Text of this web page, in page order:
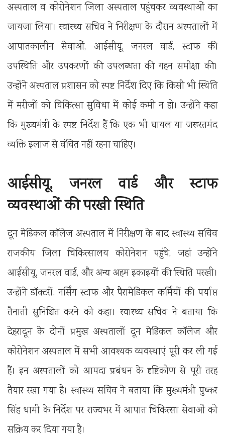
अस्पताल व कोरोनेशन जिला अस्पताल पहुंचकर व्यवस्थाओं का
जायजा लिया। स्वास्थ्य सचिव ने निरीक्षण के दौरान अस्पतालों में
आपातकालीन सेवाओं, आईसीयू, जनरल वार्ड, स्टाफ की
उपस्थिति और उपकरणों की उपलब्धता की गहन समीक्षा की।
उन्होंने अस्पताल प्रशासन को स्पष्ट निर्देश दिए कि किसी भी स्थिति
में मरीजों को चिकित्सा सुविधा में कोई कमी न हो। उन्होंने कहा
कि मुख्यमंत्री के स्पष्ट निर्देश हैं कि एक भी घायल या जरूरतमंद
व्यक्ति इलाज से वंचित नहीं रहना चाहिए।
आईसीयू, जनरल वार्ड और स्टाफ
व्यवस्थाओं की परखी स्थिति
दून मेडिकल कॉलेज अस्पताल में निरीक्षण के बाद स्वास्थ्य सचिव
राजकीय जिला चिकित्सालय कोरोनेशन पहुंचे, जहां उन्होंने
आईसीयू, जनरल वार्ड, और अन्य अहम इकाइयों की स्थिति परखी।
उन्होंने डॉक्टरों, नर्सिंग स्टाफ और पैरामेडिकल कर्मियों की पर्याप्त
तैनाती सुनिश्चित करने को कहा। स्वास्थ्य सचिव ने बताया कि
देहरादून के दोनों प्रमुख अस्पतालों दून मेडिकल कॉलेज और
कोरोनेशन अस्पताल में सभी आवश्यक व्यवस्थाएं पूरी कर ली गई
हैं। इन अस्पतालों को आपदा प्रबंधन के दृष्टिकोण से पूरी तरह
तैयार रखा गया है। स्वास्थ्य सचिव ने बताया कि मुख्यमंत्री पुष्कर
सिंह धामी के निर्देश पर राज्यभर में आपात चिकित्सा सेवाओं को
सक्रिय कर दिया गया है।